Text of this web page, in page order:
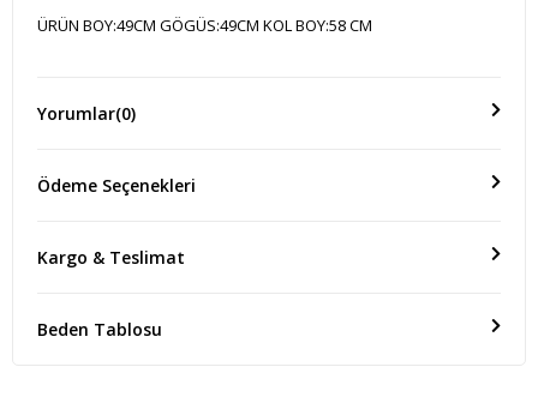
ÜRÜN BOY:49CM GÖGÜS:49CM KOL BOY:58 CM
Yorumlar(0)
Ödeme Seçenekleri
Kargo & Teslimat
Beden Tablosu